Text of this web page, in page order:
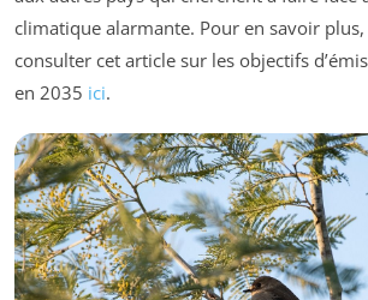
climatique alarmante. Pour en savoir
consulter cet article sur les objectifs
en 2035 ici.